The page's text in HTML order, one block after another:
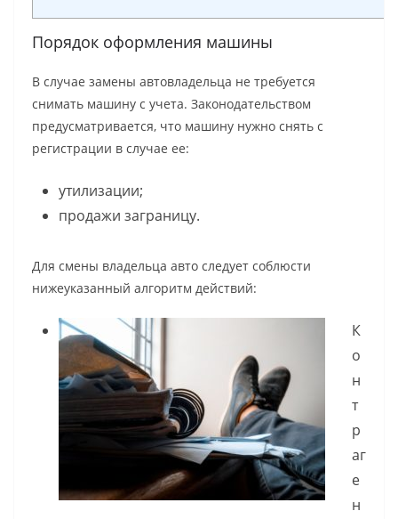
Порядок оформления машины
В случае замены автовладельца не требуется
снимать машину с учета. Законодательством
предусматривается, что машину нужно снять с
регистрации в случае ее:
утилизации;
продажи заграницу.
Для смены владельца авто следует соблюсти
нижеуказанный алгоритм действий:
К
о
н
т
р
аг
е
н